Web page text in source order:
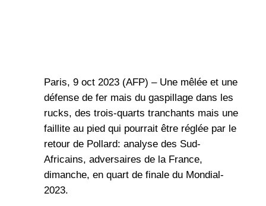
Paris, 9 oct 2023 (AFP) – Une mêlée et une
défense de fer mais du gaspillage dans les
rucks, des trois-quarts tranchants mais une
faillite au pied qui pourrait être réglée par le
retour de Pollard: analyse des Sud-
Africains, adversaires de la France,
dimanche, en quart de finale du Mondial-
2023.